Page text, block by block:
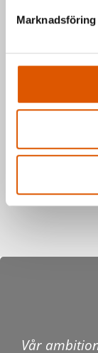
Marknadsföring
Vår